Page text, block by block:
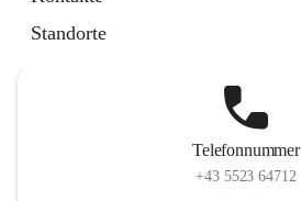
Standorte
Telefonnummer
+43 5523 64712